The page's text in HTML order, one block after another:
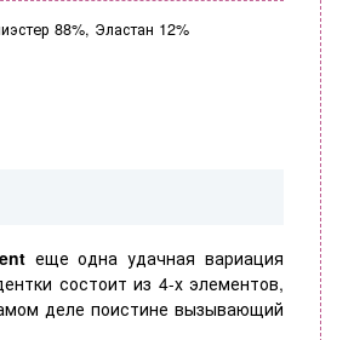
88%, Эластан 12%
еще одна удачная вариация
состоит из 4-х элементов,
деле поистине вызывающий